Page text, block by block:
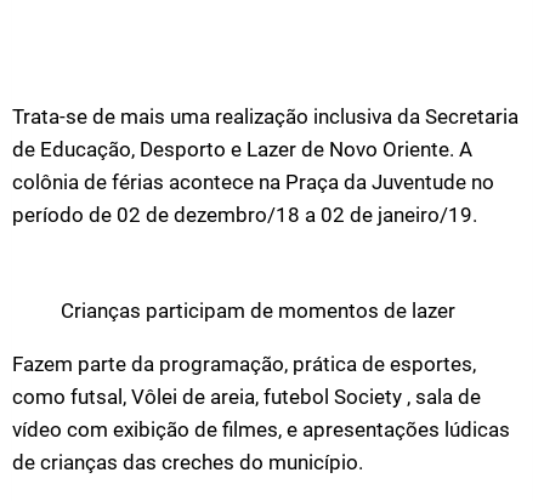
Trata-se de mais uma realização inclusiva da Secretaria
de Educação, Desporto e Lazer de Novo Oriente. A
colônia de férias acontece na Praça da Juventude no
período de 02 de dezembro/18 a 02 de janeiro/19.
Crianças participam de momentos de lazer
Fazem parte da programação, prática de esportes,
como futsal, Vôlei de areia, futebol Society , sala de
vídeo com exibição de filmes, e apresentações lúdicas
de crianças das creches do município.